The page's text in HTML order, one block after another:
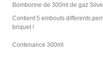
Bombonne de 300ml de gaz
Contient 5 embouts differents
briquet !
Contenance 300ml